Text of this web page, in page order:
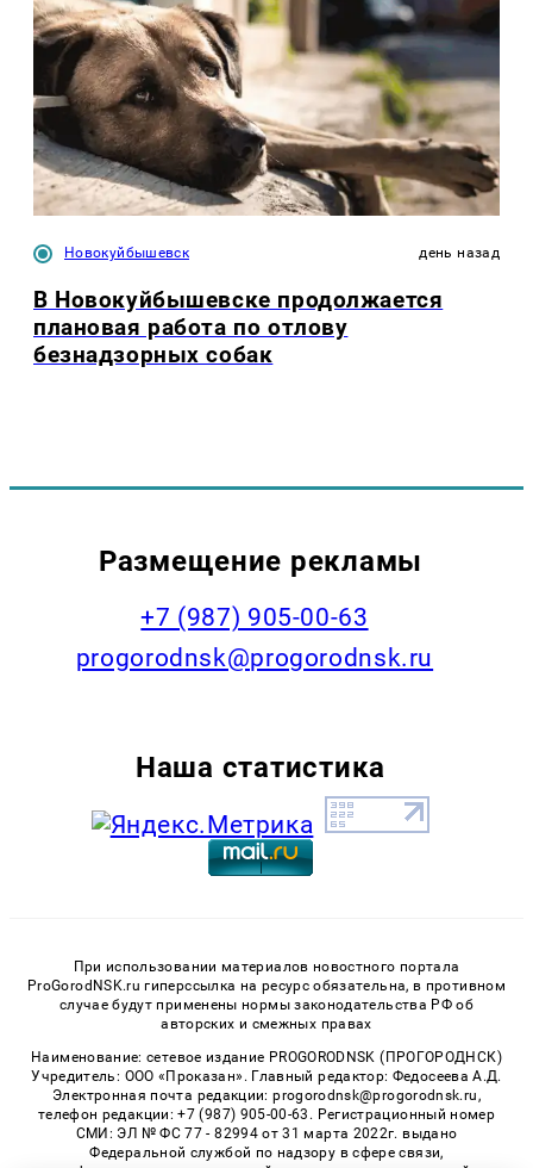
Новокуйбышевск день назад
В Новокуйбышевске продолжается
плановая работа по отлову
безнадзорных собак
Размещение рекламы
+7 (987) 905-00-63
progorodnsk@progorodnsk.ru
Наша статистика
При использовании материалов новостного портала
ProGorodNSK.ru гиперссылка на ресурс обязательна, в противном
случае будут применены нормы законодательства РФ об
авторских и смежных правах
Наименование: сетевое издание PROGORODNSK (ПРОГОРОДНСК)
Учредитель: ООО «Проказан». Главный редактор: Федосеева А.Д.
Электронная почта редакции: progorodnsk@progorodnsk.ru,
телефон редакции: +7 (987) 905-00-63. Регистрационный номер
СМИ: ЭЛ № ФС 77 - 82994 от 31 марта 2022г. выдано
Федеральной службой по надзору в сфере связи,